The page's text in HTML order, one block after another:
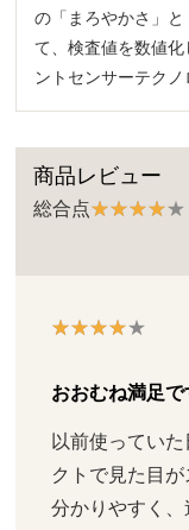
の「まろやかさ」
て、検査値を数値
ントセンサーテクノ
商品レビュー
総合点
おおむね満足で
以前使ってい
クトで見た目
分かりやすく、